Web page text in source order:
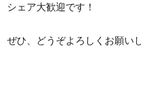
シェア大歓迎です！
ぜひ、どうぞよろしくお願い